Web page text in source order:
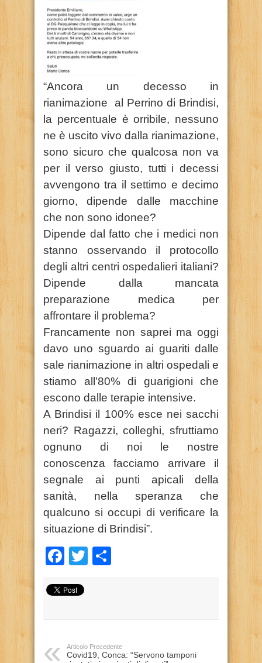
“Ancora un decesso in
rianimazione al Perrino di Brindisi,
la percentuale è orribile, nessuno
ne è uscito vivo dalla rianimazione,
sono sicuro che qualcosa non va
per il verso giusto, tutti i decessi
avvengono tra il settimo e decimo
giorno, dipende dalle macchine
che non sono idonee?
Dipende dal fatto che i medici non
stanno osservando il protocollo
degli altri centri ospedalieri italiani?
Dipende dalla mancata
preparazione medica per
affrontare il problema?
Francamente non saprei ma oggi
davo uno sguardo ai guariti dalle
sale rianimazione in altri ospedali e
stiamo all’80% di guarigioni che
escono dalle terapie intensive.
A Brindisi il 100% esce nei sacchi
neri? Ragazzi, colleghi, sfruttiamo
ognuno di noi le nostre
conoscenza facciamo arrivare il
segnale ai punti apicali della
sanità, nella speranza che
qualcuno si occupi di verificare la
situazione di Brindisi”.
Facebook
Twitter
Articolo Precedente
Covid19, Conca: “Servono tamponi